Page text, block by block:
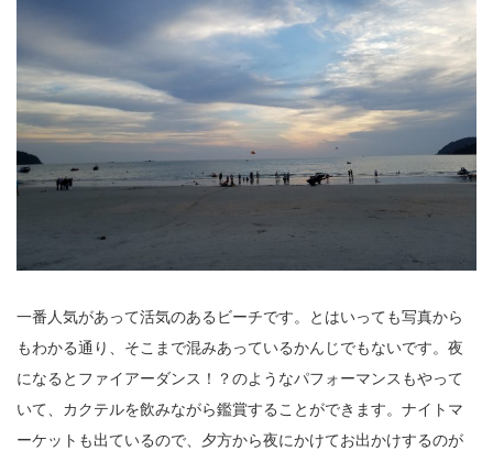
一番人気があって活気のあるビーチです。とはいっても写真から
もわかる通り、そこまで混みあっているかんじでもないです。夜
になるとファイアーダンス！？のようなパフォーマンスもやって
いて、カクテルを飲みながら鑑賞することができます。ナイトマ
ーケットも出ているので、夕方から夜にかけてお出かけするのが